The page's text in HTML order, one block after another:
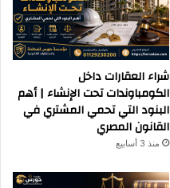
شراء العقارات داخل
الكومباوندات تحت الإنشاء | أهم
البنود التي تحمي المشتري في
القانون المصري
منذ 3 أسابيع